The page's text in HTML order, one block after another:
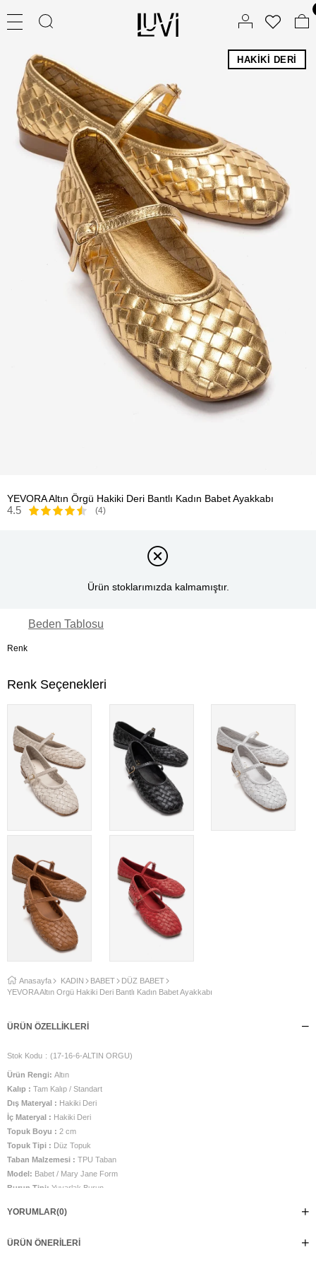
HAKIKI DERI
YEVORA Altın Örgü Hakiki Deri Bantlı Kadın Babet Ayakkabı
4.5 (4)
Ürün stoklarımızda kalmamıştır.
Beden Tablosu
Renk
Renk Seçenekleri
Anasayfa KADIN BABET
DÜZ BABET
YEVORA Altın Örgü Hakiki Deri Bantlı Kadın Babet Ayakkabı
ÜRÜN ÖZELLIKLERI
Stok Kodu (17-16-6-ALTIN ORGU)
Ürün Rengi: Altın
Kalıp : Tam Kalıp / Standart
Dış Materyal : Hakiki Deri
İç Materyal : Hakiki Deri
Topuk Boyu : 2 cm
Topuk Tipi : Düz Topuk
Taban Malzemesi : TPU Taban
Model: Babet / Mary Jane Form
Burun Tipi: Yuvarlak Burun
Üretim Yeri :Türkiye
üzerine çekiyor.
YORUMLAR(0)
ÜRÜN ÖNERILERI